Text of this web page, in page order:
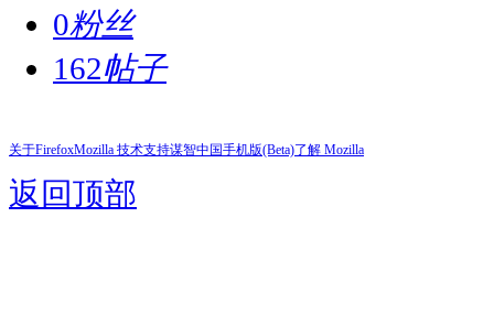
0粉丝
162帖子
关于FirefoxMozilla 技术支持谋智中国手机版(Beta)了解 Mozilla
返回顶部